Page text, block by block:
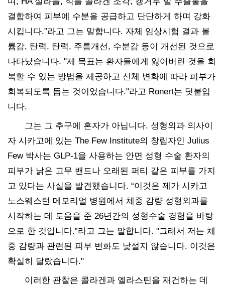
결합하여 피부에 수분을 공급하고 단단하게 하며 강화
시킵니다.”라고 그는 말합니다. 자체 임상시험 결과 볼
륨감, 탄력, 탄력, 주름개선, 수분감 등이 개선된 것으로
나타났습니다. "제 목표는 환자들에게 잃어버린 것을 회
복할 수 있는 방법을 제공하고 신체 변화에 따라 피부가
회복되도록 돕는 것이었습니다."라고 Ronert는 덧붙입
니다.
그는 그 추구에 혼자가 아닙니다. 성형외과 의사이
자 시카고에 있는 The Few Institute의 창립자인 Julius
Few 박사는 GLP-1을 사용하는 안면 성형 수술 환자의
피부가 낡은 고무 밴드나 오래된 퍼티 같은 피부를 가지
고 있다는 사실을 발견했습니다. “이것은 제가 시카고
노스웨스턴 메모리얼 병원에서 체중 감량 성형외과를
시작하는 데 도움을 준 26년간의 성형수술 경험을 바탕
으로 한 것입니다.”라고 그는 말합니다. "그래서 저는 체
중 감량과 관련된 피부 변화도 낯설지 않습니다. 이것은
확실히 달랐습니다."
이러한 관찰은 콜라겐과 엘라스틴을 재건하는 데